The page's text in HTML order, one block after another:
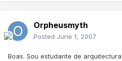
Orpheusmyth
Posted June 1, 2007
Boas. Sou estudante de